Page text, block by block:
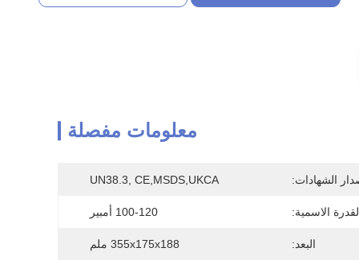
معلومات مفصلة
الشهادات: UN38.3, CE,MSDS,UKCA
الاسمية: 100-120 أمبير
البعد: 355x175x188 ملم